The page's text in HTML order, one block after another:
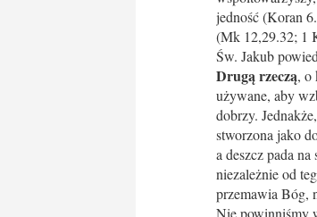
jedność (Koran
(Mk 12,29.32; 1
Św. Jakub
Drugą rzeczą, o
używane, aby
dobrzy.
stworzona jako
a deszcz pada
niezależnie od
przemawia Bóg,
Nie powinniśmy